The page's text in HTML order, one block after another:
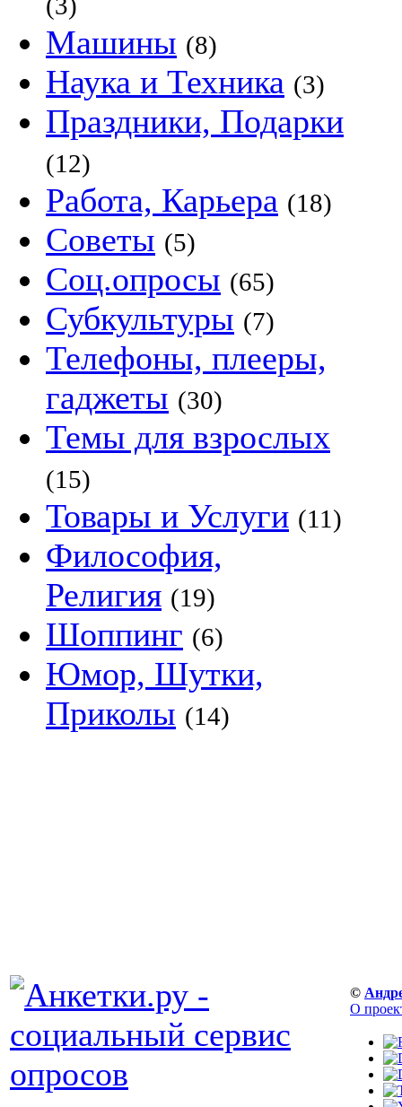
Машины (8)
Наука и Техника (3)
Праздники, Подарки
(12)
Работа, Карьера (18)
Советы (5)
Соц.опросы (65)
Субкультуры (7)
Телефоны, плееры,
гаджеты (30)
Темы для взрослых
(15)
Товары и Услуги (11)
Философия,
Религия (19)
Шоппинг (6)
Юмор, Шутки,
Приколы (14)
©
О